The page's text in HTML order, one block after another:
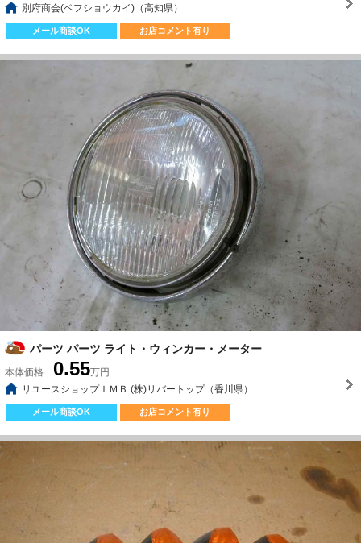
別府商会(ベフショウカイ)（高知県）
メール商談OK お店コメント有り
パーツ パーツ ライト・ウィンカー・メーター
本体価格 0.55万円
リユースショップＩＭＢ (株)リバートップ（香川県）
メール商談OK お店コメント有り